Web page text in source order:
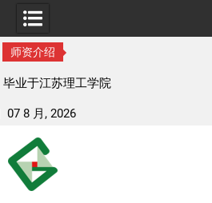
师资介绍
业于江苏理工学院
07 8 月, 2026